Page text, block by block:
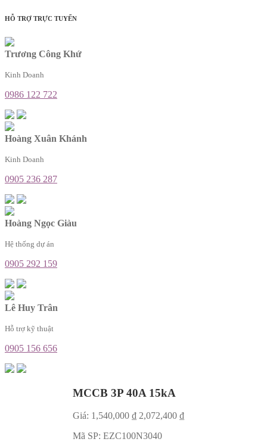
HỖ TRỢ TRỰC TUYẾN
Trương Công Khứ
Kinh Doanh
0986 122 722
Hoàng Xuân Khánh
Kinh Doanh
0905 236 287
Hoàng Ngọc Giàu
Hệ thống dự án
0905 292 159
Lê Huy Trân
Hỗ trợ kỹ thuật
0905 156 656
MCCB 3P 40A 15kA
Giá: 1,540,000 ₫ 2,072,400 ₫
Mã SP: EZC100N3040